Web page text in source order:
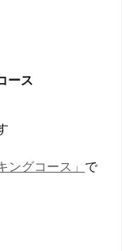
ース
グコース」 で